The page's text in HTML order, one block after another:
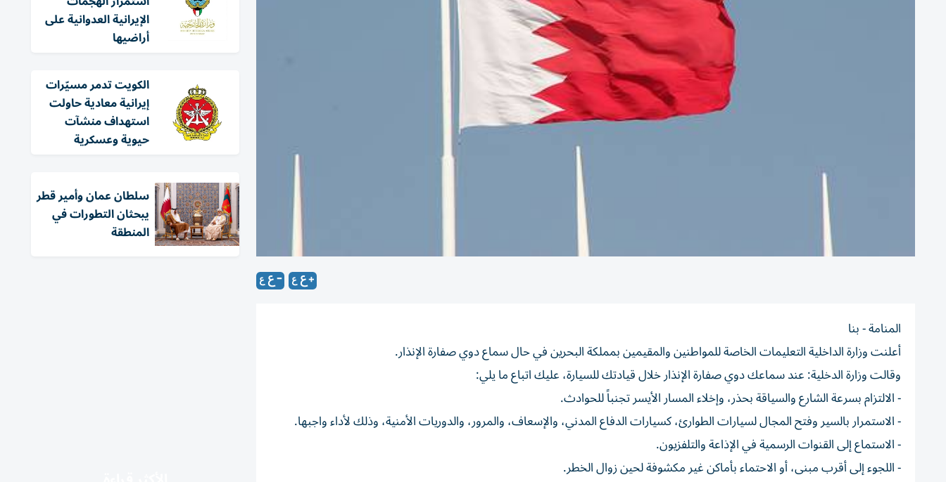
المنامة - بنا
أعلنت وزارة الداخلية التعليمات الخاصة للمواطنين والمقيمين بمملكة البحرين في حال سماع دوي صفارة الإنذار.
وقالت وزارة الدخلية: عند سماعك دوي صفارة الإنذار خلال قيادتك للسيارة، عليك اتباع ما يلي:
- الالتزام بسرعة الشارع والسياقة بحذر، وإخلاء المسار الأيسر تجنباً للحوادث.
- الاستمرار بالسير وفتح المجال لسيارات الطوارئ، كسيارات الدفاع المدني، والإسعاف، والمرور، والدوريات الأمنية، وذلك لأداء واجبها.
- الاستماع إلى القنوات الرسمية في الإذاعة والتلفزيون.
‏- اللجوء إلى أقرب مبنى، أو الاحتماء بأماكن غير مكشوفة لحين زوال الخطر.
الإيرانية العدوانية على
أراضيها
الكويت تدمر مسيّرات
إيرانية معادية حاولت
استهداف منشآت
حيوية وعسكرية
سلطان عمان وأمير قطر
يبحثان التطورات في
المنطقة